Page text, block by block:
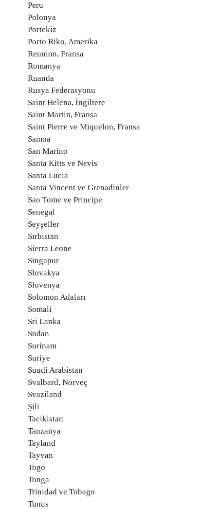
Peru
Polonya
Portekiz
Porto Riko, Amerika
Reunion, Fransa
Romanya
Ruanda
Rusya Federasyonu
Saint Helena, İngiltere
Saint Martin, Fransa
Saint Pierre ve Miquelon, Fransa
Samoa
San Marino
Santa Kitts ve Nevis
Santa Lucia
Santa Vincent ve Grenadinler
Sao Tome ve Principe
Senegal
Seyşeller
Sırbistan
Sierra Leone
Singapur
Slovakya
Slovenya
Solomon Adaları
Somali
Sri Lanka
Sudan
Surinam
Suriye
Suudi Arabistan
Svalbard, Norveç
Svaziland
Şili
Tacikistan
Tanzanya
Tayland
Tayvan
Togo
Tonga
Trinidad ve Tobago
Tunus